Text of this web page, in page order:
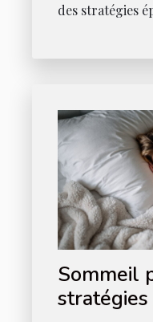
des stratégies
Sommeil